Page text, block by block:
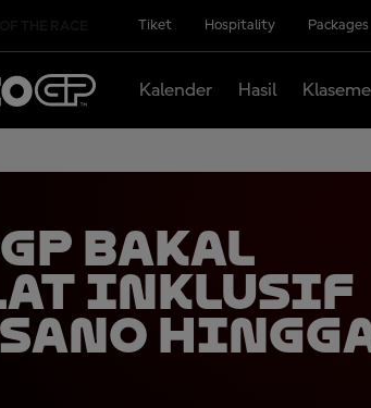
Tiket Hospitality Packages
Kalender Hasil
Bakal
Inklusif